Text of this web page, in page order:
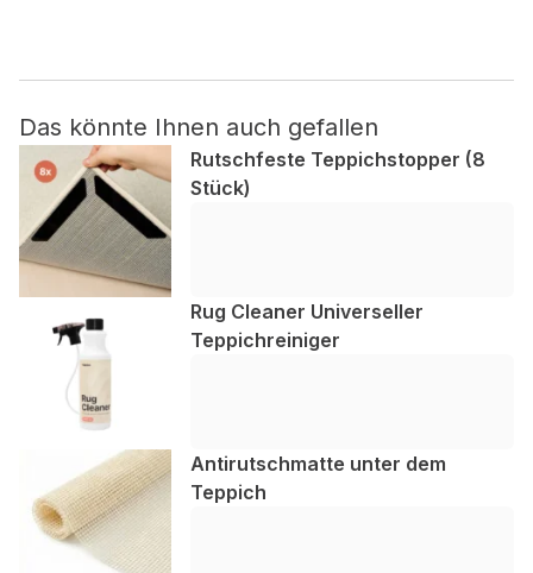
Das könnte Ihnen auch gefallen
Rutschfeste Teppichstopper (8
Stück)
Rug Cleaner Universeller
Teppichreiniger
Antirutschmatte unter dem
Teppich
analysiert werden und noch keiner Kategorie zugeordnet
wurden.
Meine Einstellungen speichern
Alle akzeptieren